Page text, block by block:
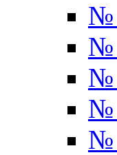
№
№
№
№
№